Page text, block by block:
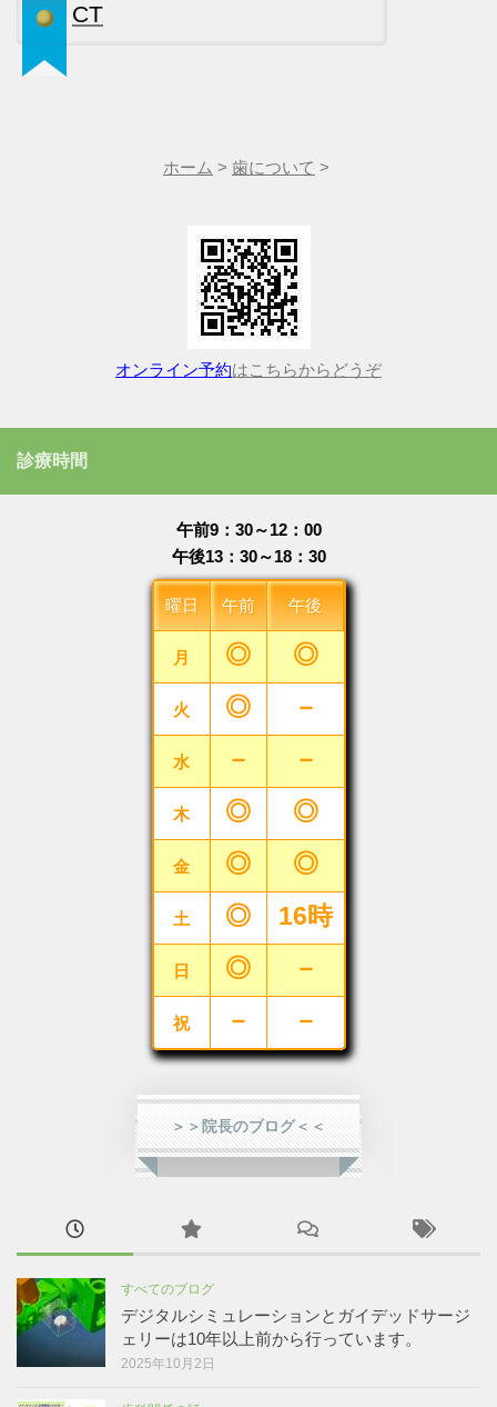
CT
ホーム > 歯について >
オンライン予約はこちらからどうぞ
診療時間
午前9：30～12：00
午後13：30～18：30
曜日 午前 午後
月 ◎ ◎
火 ◎ －
水 － －
木 ◎ ◎
金 ◎ ◎
土 ◎ 16時
日 ◎ －
祝 － －
＞＞院長のブログ＜＜
すべてのブログ
デジタルシミュレーションとガイデッドサージ
ェリーは10年以上前から行っています。
2025年10月2日